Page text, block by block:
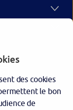
des cookies
le bon
de